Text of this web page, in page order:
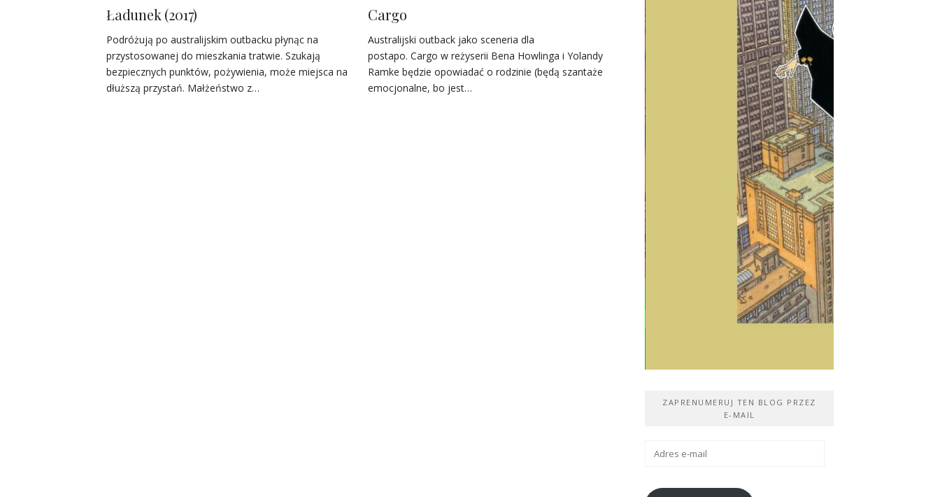
Ładunek (2017)
Podróżują po australijskim outbacku płynąc na
przystosowanej do mieszkania tratwie. Szukają
bezpiecznych punktów, pożywienia, może miejsca na
dłuższą przystań. Małżeństwo z…
Cargo
Australijski outback jako sceneria dla
postapo. Cargo w reżyserii Bena Howlinga i Yolandy
Ramke będzie opowiadać o rodzinie (będą szantaże
emocjonalne, bo jest…
ZAPRENUMERUJ TEN BLOG PRZEZ
E-MAIL
Adres